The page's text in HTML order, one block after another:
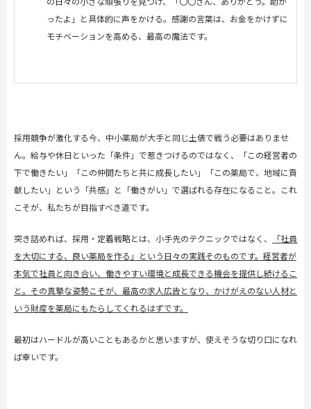
ったよ」と具体的に声をかける。感謝の言葉は、お金をかけずに
モチベーションを高める、最高の魔法です。
採用競争が激化する今、中小薬局が大手と同じ土俵で戦う必要はありませ
ん。給与や休日といった「条件」で惹きつけるのではなく、「この経営者の
下で働きたい」「この仲間たちと共に成長したい」「この薬局で、地域に貢
献したい」という「共感」と「働きがい」で選ばれる存在になること。これ
こそが、私たちが目指すべき道です。
突き詰めれば、採用・定着戦略とは、小手先のテクニックではなく、
「社員
を大切にする、良い薬局を作る」という日々の実践そのものです。経営者が
本気で社員と向き合い、働きやすい環境と成長できる機会を提供し続けるこ
と。その真摯な姿勢こそが、最高の求人広告となり、かけがえのない人材と
いう財産を薬局にもたらしてくれるはずです。
最初はハードルが高いこともあるかと思いますが、使えそうな切り口になれ
ば幸いです。